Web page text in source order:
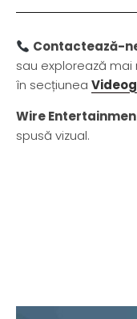
Contactează-
sau explorează
în secțiunea
Wire
spusă vizual.